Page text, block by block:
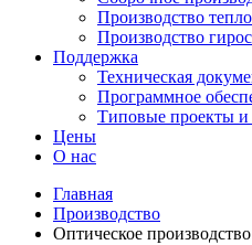
Производство
Производство
Поддержка
Техническая
Программное
Типовые проекты
Цены
О нас
Главная
Производство
Оптическое производство